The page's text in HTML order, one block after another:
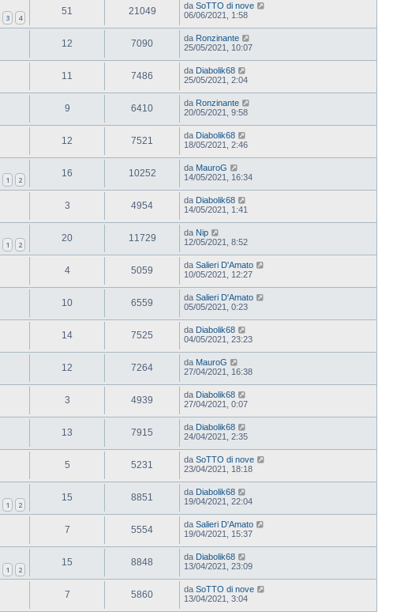
3 4
51 21049 da SoTTO di nove
06/06/2021, 1:58
12 7090 da Ronzinante
25/05/2021, 10:07
11 7486 da Diabolik68
25/05/2021, 2:04
9 6410 da Ronzinante
20/05/2021, 9:58
12 7521 da Diabolik68
18/05/2021, 2:46
1 2
16 10252 da MauroG
14/05/2021, 16:34
3 4954 da Diabolik68
14/05/2021, 1:41
1 2
20 11729 da Nip
12/05/2021, 8:52
4 5059 da Salieri D'Amato
10/05/2021, 12:27
10 6559 da Salieri D'Amato
05/05/2021, 0:23
14 7525 da Diabolik68
04/05/2021, 23:23
12 7264 da MauroG
27/04/2021, 16:38
3 4939 da Diabolik68
27/04/2021, 0:07
13 7915 da Diabolik68
24/04/2021, 2:35
5 5231 da SoTTO di nove
23/04/2021, 18:18
1 2
15 8851 da Diabolik68
19/04/2021, 22:04
7 5554 da Salieri D'Amato
19/04/2021, 15:37
1 2
15 8848 da Diabolik68
13/04/2021, 23:09
7 5860 da SoTTO di nove
13/04/2021, 3:04